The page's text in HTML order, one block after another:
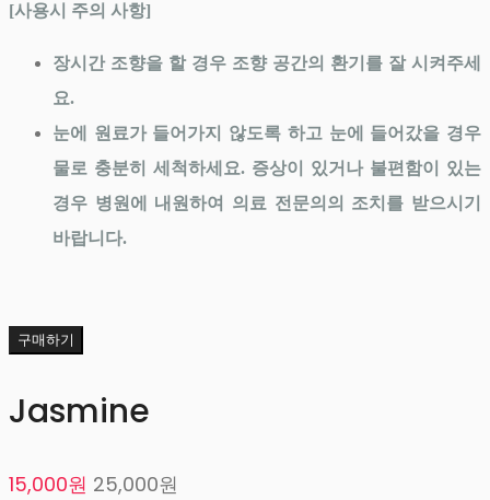
[사용시 주의 사항]
장시간 조향을 할 경우 조향 공간의 환기를 잘 시켜주세
요.
눈에 원료가 들어가지 않도록 하고 눈에 들어갔을 경우
물로 충분히 세척하세요. 증상이 있거나 불편함이 있는
경우 병원에 내원하여 의료 전문의의 조치를 받으시기
바랍니다.
구매하기
Jasmine
15,000원 25,000원